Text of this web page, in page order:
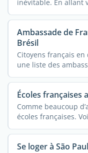
inévitable. En allant
Ambassade de
Brésil
Citoyens français en
une liste des
Écoles françaises
Comme beaucoup
écoles françaises.
Se loger à São